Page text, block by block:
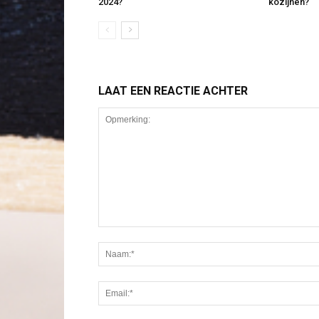
LAAT EEN REACTIE ACHTER